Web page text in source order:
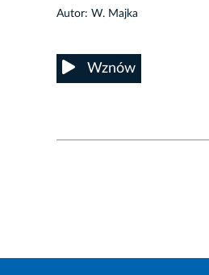
Autor: W. Majka
Wznów